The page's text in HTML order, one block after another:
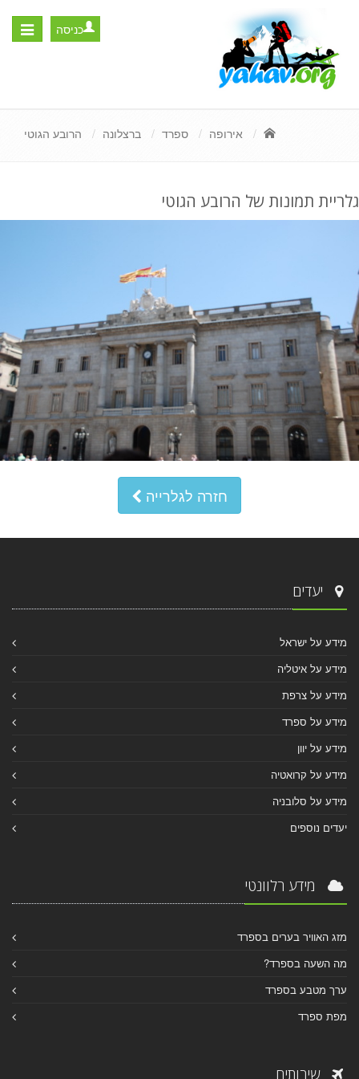
Toggle
כניסה
אירופה ספרד ברצלונה הרובע הגוטי
גלריית תמונות של הרובע הגוטי
חזרה לגלרייה
יעדים
מידע על ישראל
מידע על איטליה
מידע על צרפת
מידע על ספרד
מידע על יוון
מידע על קרואטיה
מידע על סלובניה
יעדים נוספים
מידע רלוונטי
מזג האוויר בערים בספרד
מה השעה בספרד?
ערך מטבע בספרד
מפת ספרד
שירותים